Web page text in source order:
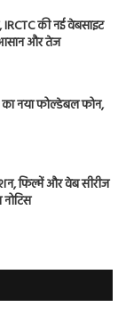
की नई वेबसाइट
और तेज
नया फोल्डेबल फोन,
फिल्में और वेब सीरीज
नोटिस